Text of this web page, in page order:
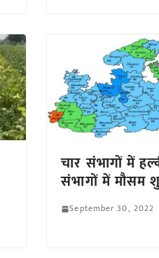
चार संभागों में
संभागों में मौसम
September 30, 2022